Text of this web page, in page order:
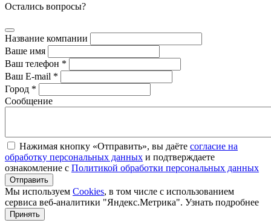
Остались вопросы?
Название компании
Ваше имя
Ваш телефон *
Ваш E-mail *
Город *
Сообщение
Нажимая кнопку «Отправить», вы даёте согласие на
обработку персональных данных и подтверждаете
ознакомление с Политикой обработки персональных данных
Мы используем Cookies, в том числе с использованием
сервиса веб-аналитики "Яндекс.Метрика". Узнать подробнее
Принять